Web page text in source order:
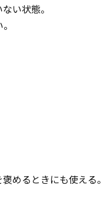
い状態。
めるときにも使える。